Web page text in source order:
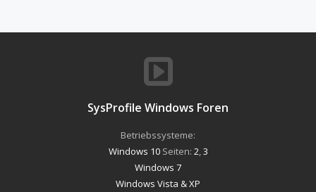
SysProfile Windows Foren
Betriebssysteme:
Windows 10Seiten: 2 3
Windows 7
Windows Vista & XP